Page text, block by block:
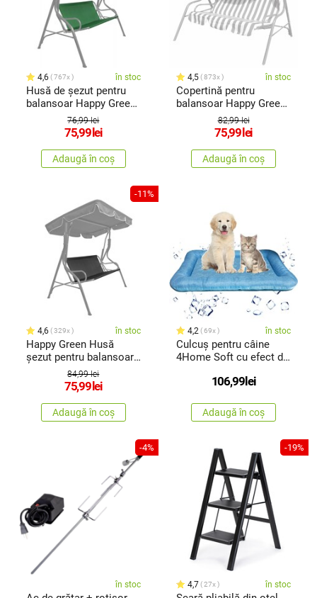
4,6 767x în stoc
Husă de șezut pentru
balansoar Happy Green
76,99 lei
75,99 lei
Adaugă în coș
4,5 873x în stoc
Copertină pentru
balansoar Happy Green
82,99 lei
75,99 lei
Adaugă în coș
-11%
4,6 329x în stoc
Happy Green Husă
șezut pentru balansoar
Panama, gri închis
84,99 lei
75,99 lei
Adaugă în coș
4,2 69x în stoc
Culcuș pentru câine
4Home Soft cu efect de
106,99 lei
Adaugă în coș
-4%
în stoc
-19%
4,7 27x în stoc